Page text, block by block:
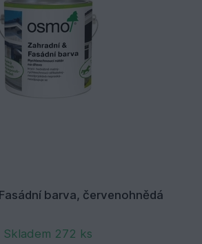
barva, červenohnědá
Skladem 272 ks